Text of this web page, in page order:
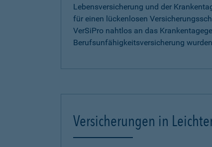
Lebensversicherung und der
für einen lückenlosen
VerSiPro nahtlos an das
Berufsunfähigkeitsversicherung
Versicherungen in